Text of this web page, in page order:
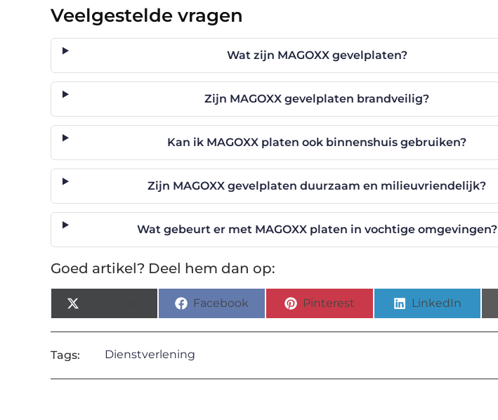
Veelgestelde vragen
Wat zijn MAGOXX gevelplaten?
Zijn MAGOXX gevelplaten brandveilig?
Kan ik MAGOXX platen ook binnenshuis gebruiken?
Zijn MAGOXX gevelplaten duurzaam en milieuvriendelijk?
Wat gebeurt er met MAGOXX platen in vochtige omgevingen?
Goed artikel? Deel hem dan op:
Facebook Pinterest LinkedIn
Tags: Dienstverlening